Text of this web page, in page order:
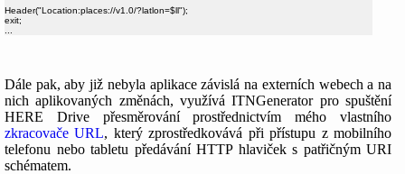
Header("Location:places://v1.0/?latlon=$ll");
exit;
Dále pak, aby již nebyla aplikace závislá na externích webech a na
nich aplikovaných změnách, využívá ITNGenerator pro spuštění
HERE Drive přesměrování prostřednictvím mého vlastního
zkracovače URL, který zprostředkovává při přístupu z mobilního
telefonu nebo tabletu předávání HTTP hlaviček s patřičným URI
schématem.